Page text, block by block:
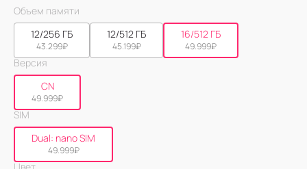
Объем памяти
12/256 ГБ
43.299₽
12/512 ГБ
45.199₽
16/512 ГБ
49.999₽
Версия
CN
49.999₽
SIM
Dual: nano SIM
49.999₽